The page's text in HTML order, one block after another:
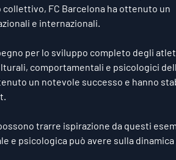
FC Barcelona ha ottenuto un
e internazionali.
per lo sviluppo completo degli
comportamentali e psicologici
un notevole successo e hanno
trarre ispirazione da questi
e psicologica può avere sulla dinamica